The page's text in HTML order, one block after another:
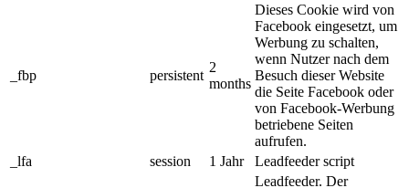
_fbp persistent
2
months
Dieses Cookie wird von
Facebook eingesetzt, um
Werbung zu schalten,
wenn Nutzer nach dem
Besuch dieser Website
die Seite Facebook oder
von Facebook-Werbung
betriebene Seiten
aufrufen.
_lfa
session 1 Jahr Leadfeeder script
Leadfeeder. Der